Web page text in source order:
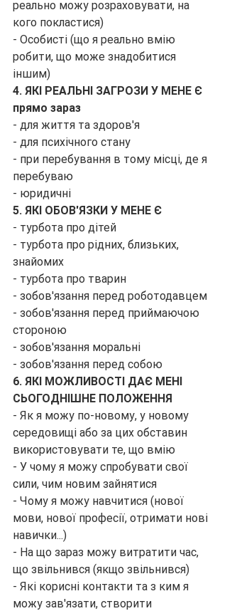
реально можу розраховувати, на
кого покластися)
- Особисті (що я реально вмію
робити, що може знадобитися
іншим)
4. ЯКІ РЕАЛЬНІ ЗАГРОЗИ У МЕНЕ Є
прямо зараз
- для життя та здоров'я
- для психічного стану
- при перебування в тому місці, де я
перебуваю
- юридичні
5. ЯКІ ОБОВ'ЯЗКИ У МЕНЕ Є
- турбота про дітей
- турбота про рідних, близьких,
знайомих
- турбота про тварин
- зобов'язання перед роботодавцем
- зобов'язання перед приймаючою
стороною
- зобов'язання моральні
- зобов'язання перед собою
6. ЯКІ МОЖЛИВОСТІ ДАЄ МЕНІ
СЬОГОДНІШНЕ ПОЛОЖЕННЯ
- Як я можу по-новому, у новому
середовищі або за цих обставин
використовувати те, що вмію
- У чому я можу спробувати свої
сили, чим новим зайнятися
- Чому я можу навчитися (нової
мови, нової професії, отримати нові
навички...)
- На що зараз можу витратити час,
що звільнився (якщо звільнився)
- Які корисні контакти та з ким я
можу зав'язати, створити